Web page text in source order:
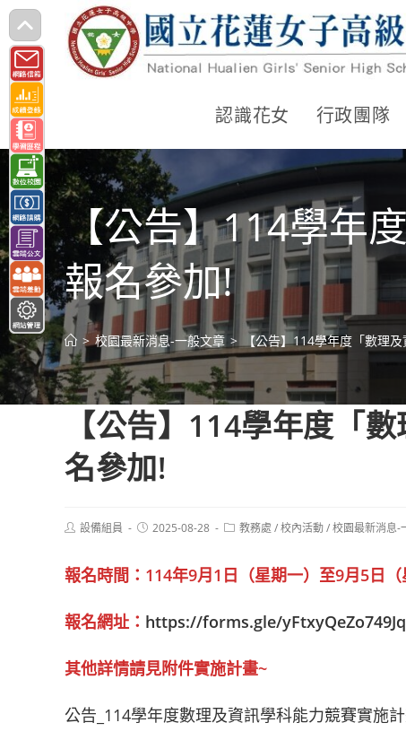
跳
轉
至
主
要
內
容
認識花女 行政團隊
【公告】114學年
報名參加!
> 校園最新消息-一般文章 > 【公告】114學年度「數理
【公告】114學年度「
名參加!
Post設備組員
Post2025-08-28
Post教務處 /校內活動/校園最新消息-
報名時間：114年9月1日（星期一）至9月5日
報名網址： https://forms.gle/
其他詳情請見附件實施計畫~
公告_114學年度數理及資訊學科能力競賽實施